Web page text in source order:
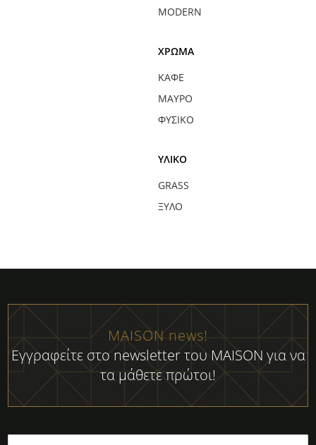
MODERN
ΧΡΏΜΑ
ΚΑΦΈ
ΜΑΎΡΟ
ΦΥΣΙΚΌ
ΥΛΙΚΌ
GRASS
ΞΎΛΟ
MAISON news!
Εγγραφείτε στο newsletter του MAISON για να
τα μάθετε πρώτοι!